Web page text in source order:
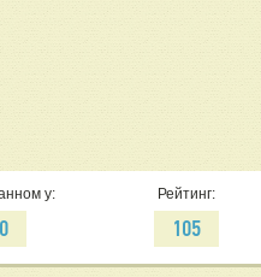
у:
0
Рейтинг:
105